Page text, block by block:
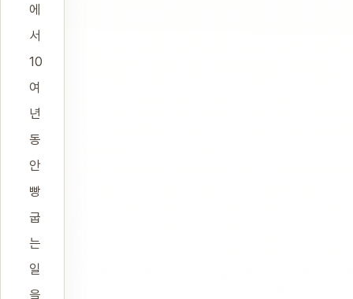
에
서
10
여
년
동
안
빵
굽
는
일
을